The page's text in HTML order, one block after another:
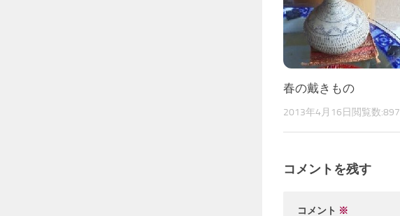
春の戴きもの
2013年4月16日 閲覧数:897
コメントを残す
コメント ※